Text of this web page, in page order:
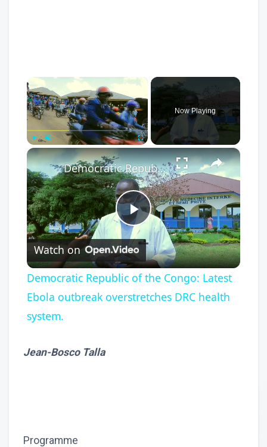
×
Play Unmute
Now Playing
×
Play
Video
Democratic Republic of the Congo: Latest Ebola outbreak overstretches DRC health system.
Watch on
Democratic Republic of the Congo: Latest
Ebola outbreak overstretches DRC health
system.
Jean-Bosco Talla
Programme